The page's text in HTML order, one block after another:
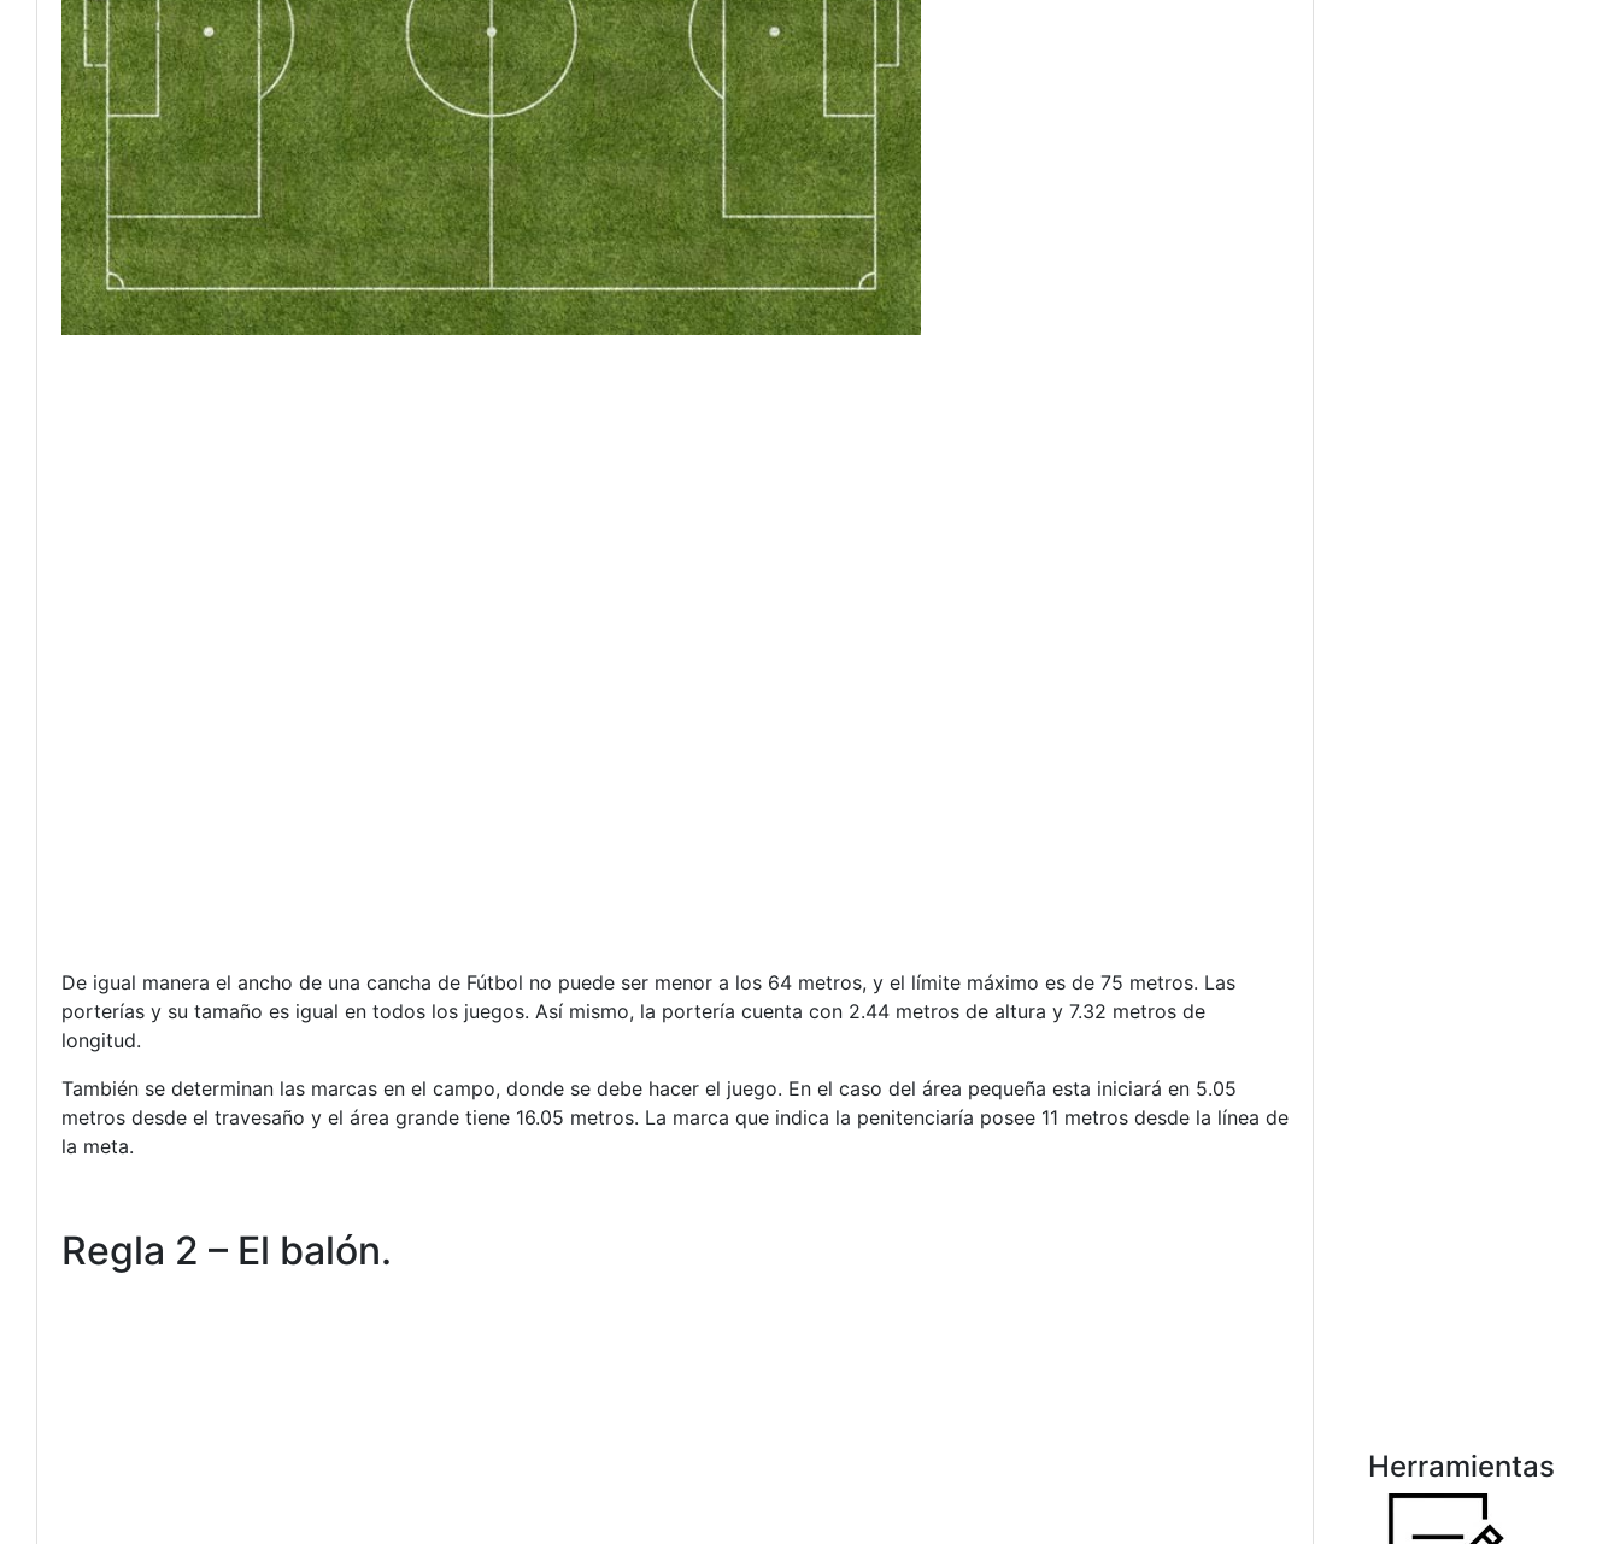
De igual manera el ancho de una cancha de Fútbol no puede ser menor a los 64 metros, y el límite máximo es de 75 metros. Las
porterías y su tamaño es igual en todos los juegos. Así mismo, la portería cuenta con 2.44 metros de altura y 7.32 metros de
longitud.
También se determinan las marcas en el campo, donde se debe hacer el juego. En el caso del área pequeña esta iniciará en 5.05
metros desde el travesaño y el área grande tiene 16.05 metros. La marca que indica la penitenciaría posee 11 metros desde la línea de
la meta.
Regla 2 – El balón.
Herramientas